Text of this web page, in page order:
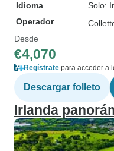
Idioma
Solo:
Operador
Desde
€4,070
Regístrate para acceder a
Descargar folleto
Irlanda